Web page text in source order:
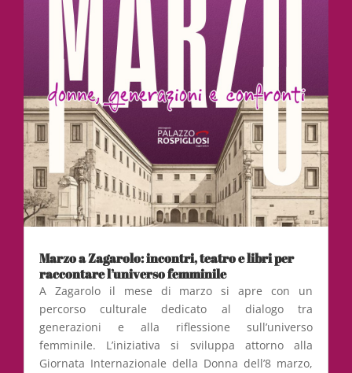
Marzo a Zagarolo: incontri, teatro e libri per
raccontare l’universo femminile
A Zagarolo il mese di marzo si apre con un
percorso culturale dedicato al dialogo tra
generazioni e alla riflessione sull’universo
femminile. L’iniziativa si sviluppa attorno alla
Giornata Internazionale della Donna dell’8 marzo,